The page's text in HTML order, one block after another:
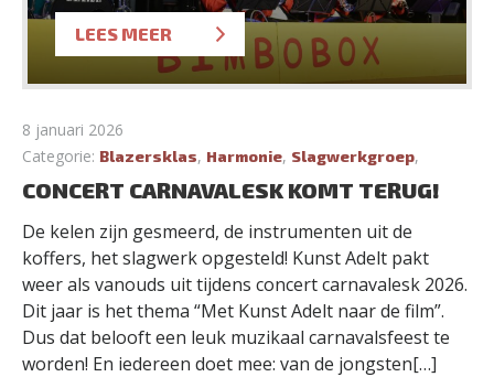
LEES MEER
8 januari 2026
Categorie: Blazersklas, Harmonie, Slagwerkgroep,
CONCERT CARNAVALESK KOMT TERUG!
De kelen zijn gesmeerd, de instrumenten uit de
koffers, het slagwerk opgesteld! Kunst Adelt pakt
weer als vanouds uit tijdens concert carnavalesk 2026.
Dit jaar is het thema “Met Kunst Adelt naar de film”.
Dus dat belooft een leuk muzikaal carnavalsfeest te
worden! En iedereen doet mee: van de jongsten[…]